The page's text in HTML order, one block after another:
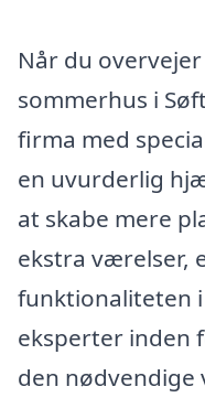
Når du
sommerhus i
firma med
en uvurderlig
at skabe mere
ekstra værelser,
funktionaliteten
eksperter inden
den nødvendige